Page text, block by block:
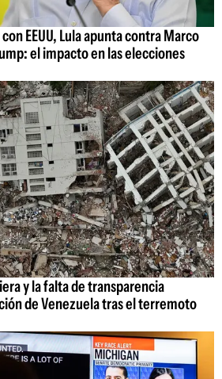
EEUU, Lula apunta contra Marco
el impacto en las elecciones
y la falta de transparencia
de Venezuela tras el terremoto